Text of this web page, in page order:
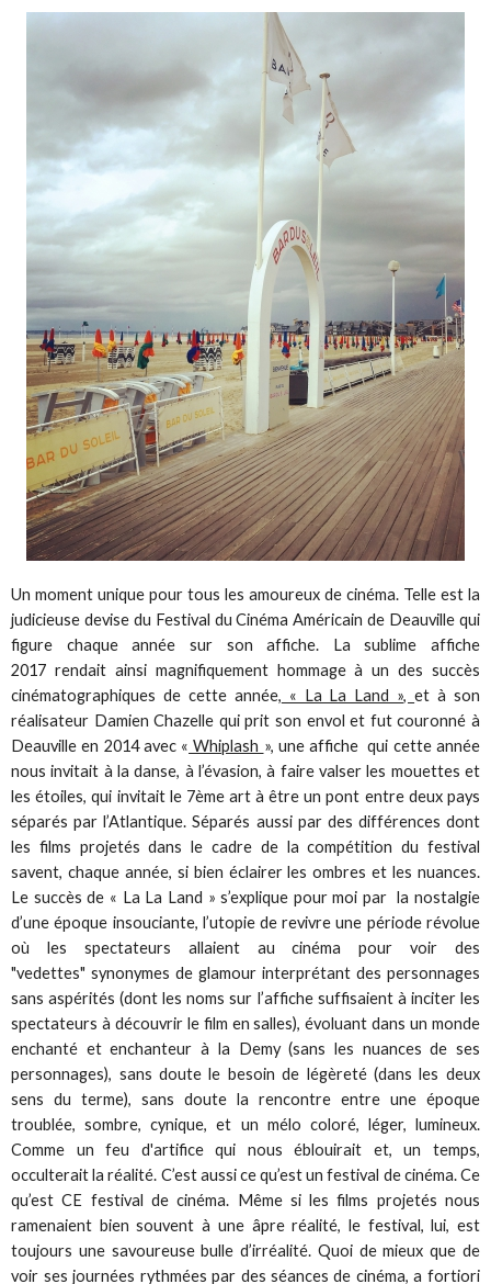
Un moment unique pour tous les amoureux de cinéma. Telle est la
judicieuse devise du Festival du Cinéma Américain de Deauville qui
figure chaque année sur son affiche. La sublime affiche
2017 rendait ainsi magnifiquement hommage à un des succès
cinématographiques de cette année, « La La Land »,et à son
réalisateur Damien Chazelle qui prit son envol et fut couronné à
Deauville en 2014 avec « Whiplash », une affiche qui cette année
nous invitait à la danse, à l’évasion, à faire valser les mouettes et
les étoiles, qui invitait le 7ème art à être un pont entre deux pays
séparés par l’Atlantique. Séparés aussi par des différences dont
les films projetés dans le cadre de la compétition du festival
savent, chaque année, si bien éclairer les ombres et les nuances.
Le succès de « La La Land » s’explique pour moi par la nostalgie
d’une époque insouciante, l’utopie de revivre une période révolue
où les spectateurs allaient au cinéma pour voir des
"vedettes" synonymes de glamour interprétant des personnages
sans aspérités (dont les noms sur l’affiche suffisaient à inciter les
spectateurs à découvrir le film en salles), évoluant dans un monde
enchanté et enchanteur à la Demy (sans les nuances de ses
personnages), sans doute le besoin de légèreté (dans les deux
sens du terme), sans doute la rencontre entre une époque
troublée, sombre, cynique, et un mélo coloré, léger, lumineux.
Comme un feu d'artifice qui nous éblouirait et, un temps,
occulterait la réalité. C’est aussi ce qu’est un festival de cinéma. Ce
qu’est CE festival de cinéma. Même si les films projetés nous
ramenaient bien souvent à une âpre réalité, le festival, lui, est
toujours une savoureuse bulle d’irréalité. Quoi de mieux que de
voir ses journées rythmées par des séances de cinéma, a fortiori